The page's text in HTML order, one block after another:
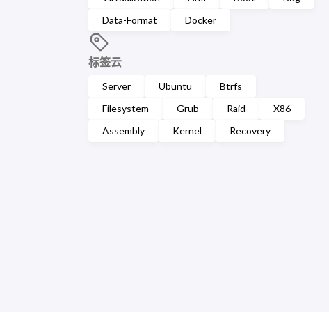
Data-Format
Docker
标签云
Server Ubuntu
Btrfs
Filesystem
Grub Raid
X86
Assembly
Kernel Recovery